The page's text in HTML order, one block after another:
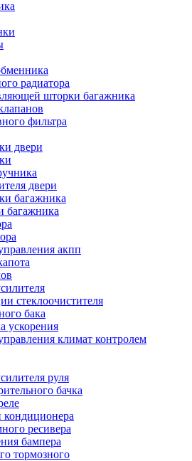
радиатора
шторки багажника
фильтра
двери
двери
багажника
багажника
акпп
стеклоочистителя
бака
ускорения
климат контролем
руля
бачка
ресивера
бампера
тормозного